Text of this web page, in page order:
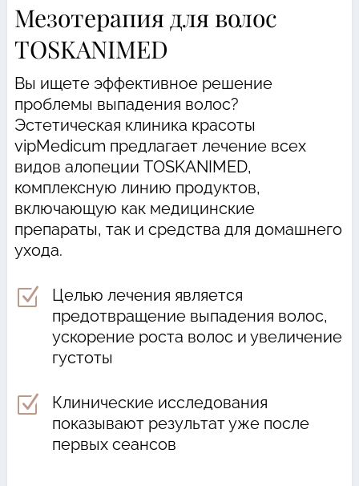
Мезотерапия для волос
TOSKANIMED
Вы ищете эффективное решение
проблемы выпадения волос?
Эстетическая клиника красоты
vipMedicum предлагает лечение всех
видов алопеции TOSKANIMED,
комплексную линию продуктов,
включающую как медицинские
препараты, так и средства для домашнего
ухода.
Z
Целью лечения является
предотвращение выпадения волос,
ускорение роста волос и увеличение
густоты
Z
Клинические исследования
показывают результат уже после
первых сеансов